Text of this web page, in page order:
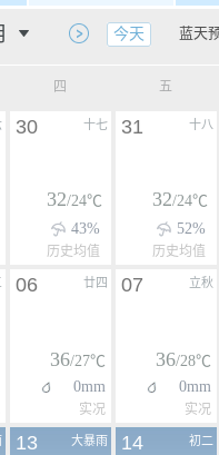
蓝天
今天
四 五
十七
30
32/24℃
43%
历史均值
十八
31
32/24℃
52%
历史均值
廿四
06
36/27℃
0mm
实况
立秋
07
36/28℃
0mm
实况
大暴雨
13 初二
14